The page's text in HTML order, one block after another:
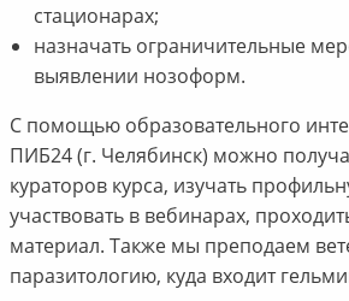
стационарах;
назначать ограничительные
выявлении нозоформ.
С помощью образовательного
ПИБ24 (г. Челябинск) можно
кураторов курса, изучать
участвовать в вебинарах,
материал. Также мы преподаем
паразитологию, куда входит